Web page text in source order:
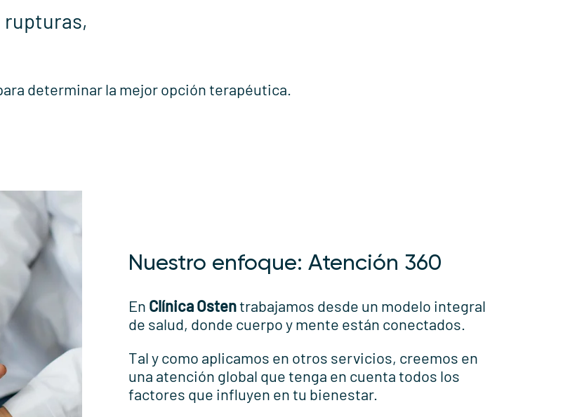
rupturas,
determinar la mejor opción terapéutica.
Nuestro enfoque: Atención 360
En Clínica Ostentrabajamos desde un modelo integral
de salud, donde cuerpo y mente están conectados.
Tal y como aplicamos en otros servicios, creemos en
una atención global que tenga en cuenta todos los
factores que influyen en tu bienestar.